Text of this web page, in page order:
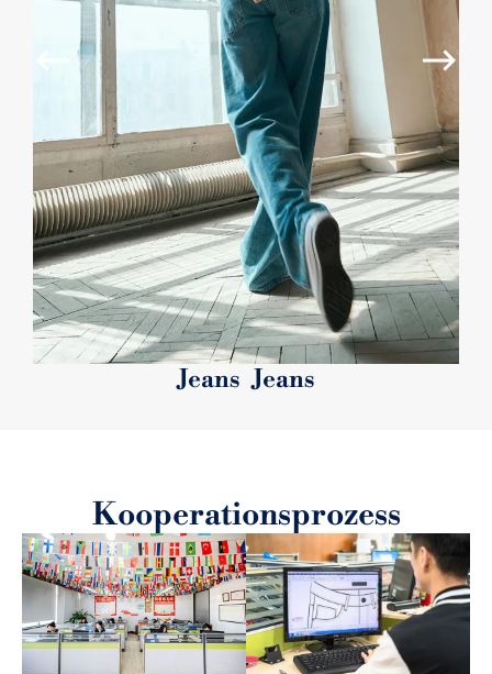
Jeans Jeans
Kooperationsprozess